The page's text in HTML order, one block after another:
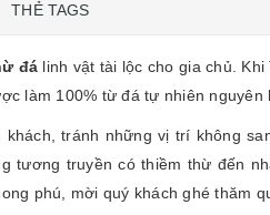
THẺ TAGS
đá linh vật tài lộc cho gia chủ.
làm 100% từ đá tự nhiên
tránh những vị trí không
tương truyền có thiềm thừ đến
phú, mời quý khách ghé thăm